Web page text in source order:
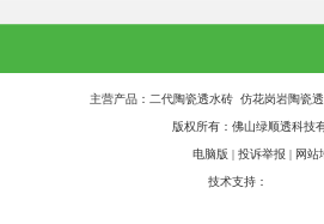
主营产品：二代陶瓷透水砖 仿花岗岩陶瓷
版权所有：佛山绿顺透科技
电脑版 | 投诉举报 | 网站
技术支持：